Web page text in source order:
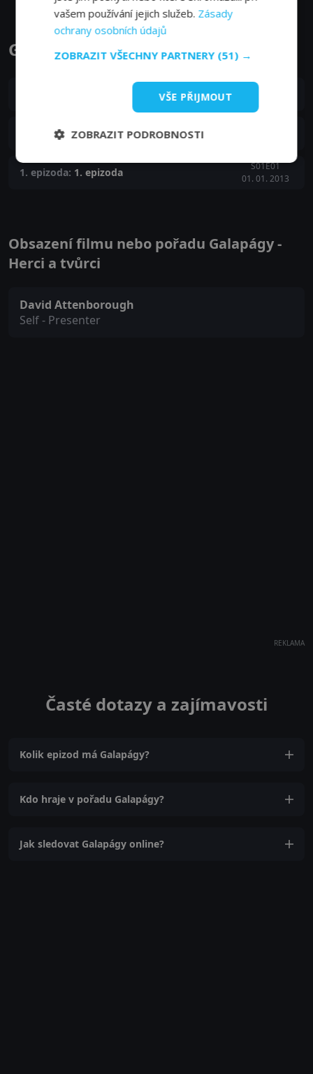
Galapágy epizody
S01E03
2. epizoda: 2. epizoda
1. epizoda: 1. epizoda
S01E01
01. 01. 2013
Obsazení filmu nebo pořadu Galapágy -
Herci a tvůrci
David Attenborough
Self - Presenter
REKLAMA
Časté dotazy a zajímavosti
Kolik epizod má Galapágy?
Kdo hraje v pořadu Galapágy?
Jak sledovat Galapágy online?
vašem používání jejich služeb. Zásady
ochrany osobních údajů
ZOBRAZIT VŠECHNY PARTNERY (51) →
VŠE PŘIJMOUT
ZOBRAZIT PODROBNOSTI